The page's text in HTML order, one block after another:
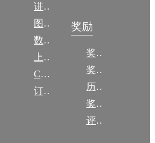
讲稿
图集
数图编审委员会
上传/发布作品
CCF DL Focus
订阅《计算》
奖励
奖励动态
奖励目录
历年获奖名单
奖项推荐
评奖条例